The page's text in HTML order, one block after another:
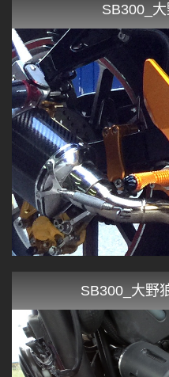
SB300_
SB300_大野